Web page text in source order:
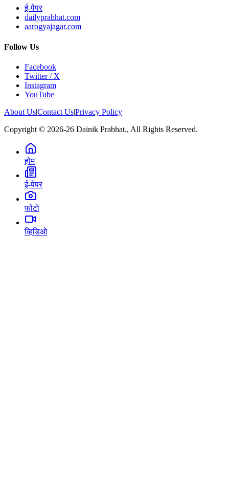
ई-पेपर
dailyprabhat.com
aarogyajagar.com
Follow Us
Facebook
Twitter / X
Instagram
YouTube
About Us|Contact Us|Privacy Policy
Copyright © 2026-26 Dainik Prabhat., All Rights Reserved.
होम
ई-पेपर
फोटो
व्हिडिओ